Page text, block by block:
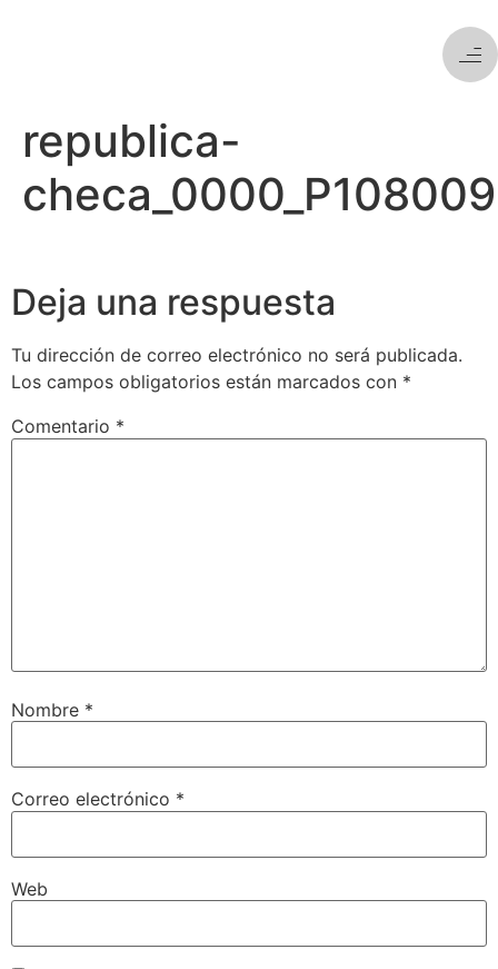
republica-
Deja una respuesta
Tu dirección de correo electrónico no será publicada.
Los campos obligatorios están marcados con *
Comentario *
Nombre *
Correo electrónico *
Web